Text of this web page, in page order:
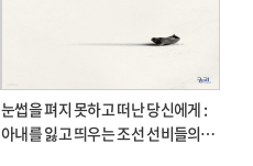
눈썹을 펴지 못하고 떠난 당신에게 :
아내를 잃고 띄우는 조선 선비들의